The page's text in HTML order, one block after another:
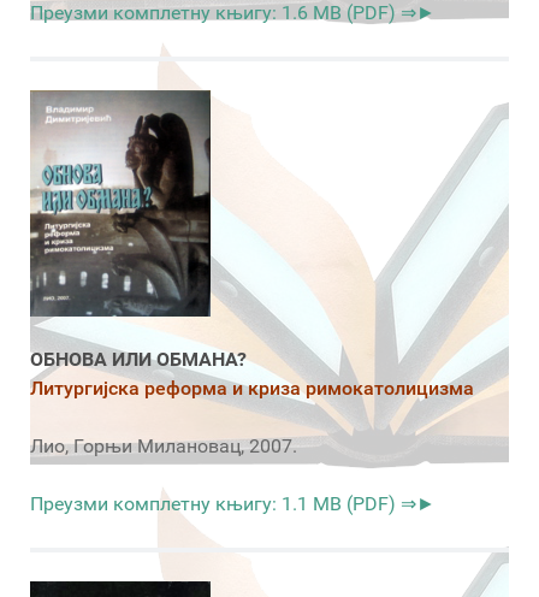
Преузми комплетну књигу: 1.6 MB (PDF) ⇒►
ОБНОВА ИЛИ ОБМАНА?
Литургијска реформа и криза римокатолицизма
Лио, Горњи Милановац, 2007.
Преузми комплетну књигу: 1.1 MB (PDF) ⇒►